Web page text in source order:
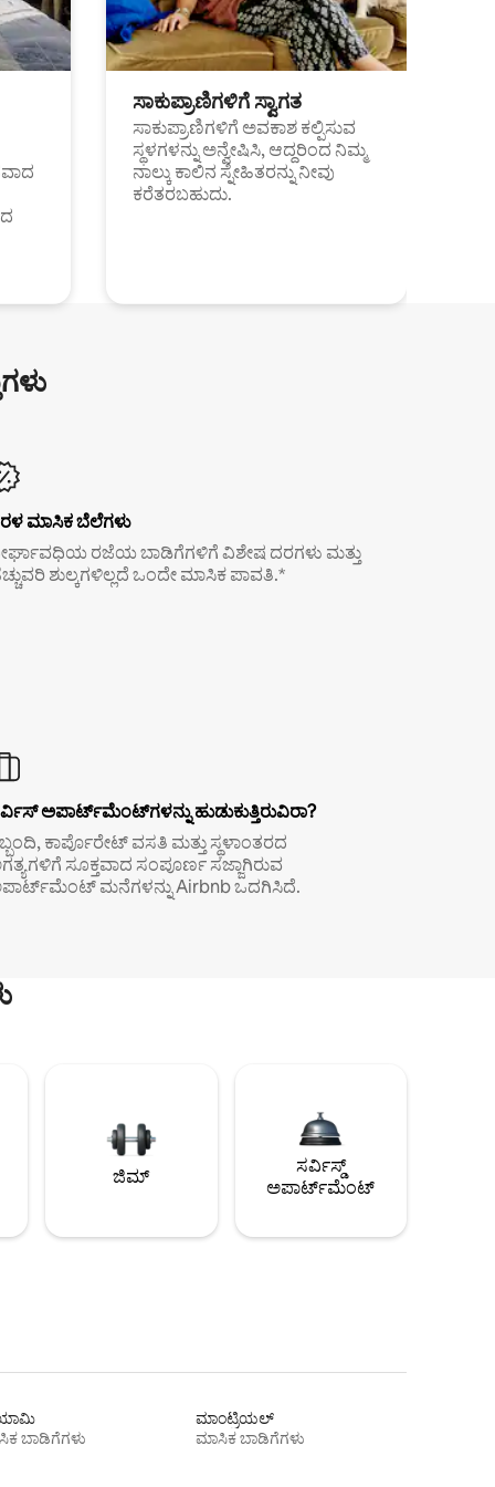
ಸಾಕುಪ್ರಾಣಿಗಳಿಗೆ ಸ್ವಾಗತ
ಸಾಕುಪ್ರಾಣಿಗಳಿಗೆ ಅವಕಾಶ ಕಲ್ಪಿಸುವ
ಸ್ಥಳಗಳನ್ನು ಅನ್ವೇಷಿಸಿ, ಆದ್ದರಿಂದ ನಿಮ್ಮ
ನಾಲ್ಕು ಕಾಲಿನ ಸ್ನೇಹಿತರನ್ನು ನೀವು
ಕರೆತರಬಹುದು.
ಮಾಸಿಕ ಬೆಲೆಗಳು
ರಜೆಯ ಬಾಡಿಗೆಗಳಿಗೆ ವಿಶೇಷ ದರಗಳು ಮತ್ತು
ಶುಲ್ಕಗಳಿಲ್ಲದೆ ಒಂದೇ ಮಾಸಿಕ ಪಾವತಿ.*
ಅಪಾರ್ಟ್‌ಮೆಂಟ್‌ಗಳನ್ನು ಹುಡುಕುತ್ತಿರುವಿರಾ?
ಕಾರ್ಪೊರೇಟ್ ವಸತಿ ಮತ್ತು ಸ್ಥಳಾಂತರದ
ಸೂಕ್ತವಾದ ಸಂಪೂರ್ಣ ಸಜ್ಜಾಗಿರುವ
ಮನೆಗಳನ್ನು Airbnb ಒದಗಿಸಿದೆ.
ಜಿಮ್
ಸರ್ವಿಸ್ಡ್
ಅಪಾರ್ಟ್‌ಮೆಂಟ್
ಬಾಡಿಗೆಗಳು
ಮಾಂಟ್ರಿಯಲ್
ಮಾಸಿಕ ಬಾಡಿಗೆಗಳು